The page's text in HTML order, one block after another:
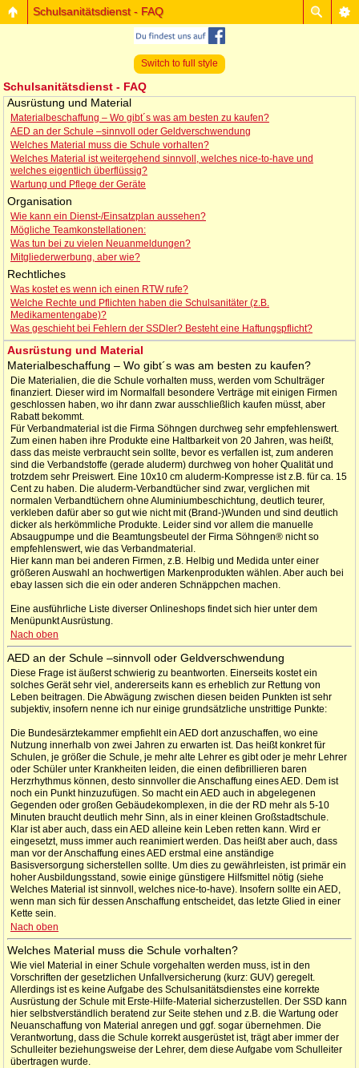
Schulsanitätsdienst - FAQ
Switch to full style
Schulsanitätsdienst - FAQ
Ausrüstung und Material
Materialbeschaffung – Wo gibt´s was am besten zu kaufen?
AED an der Schule –sinnvoll oder Geldverschwendung
Welches Material muss die Schule vorhalten?
Welches Material ist weitergehend sinnvoll, welches nice-to-have und
welches eigentlich überflüssig?
Wartung und Pflege der Geräte
Organisation
Wie kann ein Dienst-/Einsatzplan aussehen?
Mögliche Teamkonstellationen:
Was tun bei zu vielen Neuanmeldungen?
Mitgliederwerbung, aber wie?
Rechtliches
Was kostet es wenn ich einen RTW rufe?
Welche Rechte und Pflichten haben die Schulsanitäter (z.B.
Medikamentengabe)?
Was geschieht bei Fehlern der SSDler? Besteht eine Haftungspflicht?
Ausrüstung und Material
Materialbeschaffung – Wo gibt´s was am besten zu kaufen?
Die Materialien, die die Schule vorhalten muss, werden vom Schulträger
finanziert. Dieser wird im Normalfall besondere Verträge mit einigen Firmen
geschlossen haben, wo ihr dann zwar ausschließlich kaufen müsst, aber
Rabatt bekommt.
Für Verbandmaterial ist die Firma Söhngen durchweg sehr empfehlenswert.
Zum einen haben ihre Produkte eine Haltbarkeit von 20 Jahren, was heißt,
dass das meiste verbraucht sein sollte, bevor es verfallen ist, zum anderen
sind die Verbandstoffe (gerade aluderm) durchweg von hoher Qualität und
trotzdem sehr Preiswert. Eine 10x10 cm aluderm-Kompresse ist z.B. für ca. 15
Cent zu haben. Die aluderm-Verbandtücher sind zwar, verglichen mit
normalen Verbandtüchern ohne Aluminiumbeschichtung, deutlich teurer,
verkleben dafür aber so gut wie nicht mit (Brand-)Wunden und sind deutlich
dicker als herkömmliche Produkte. Leider sind vor allem die manuelle
Absaugpumpe und die Beamtungsbeutel der Firma Söhngen® nicht so
empfehlenswert, wie das Verbandmaterial.
Hier kann man bei anderen Firmen, z.B. Helbig und Medida unter einer
größeren Auswahl an hochwertigen Markenprodukten wählen. Aber auch bei
ebay lassen sich die ein oder anderen Schnäppchen machen.
Eine ausführliche Liste diverser Onlineshops findet sich hier unter dem
Menüpunkt Ausrüstung.
Nach oben
AED an der Schule –sinnvoll oder Geldverschwendung
Diese Frage ist äußerst schwierig zu beantworten. Einerseits kostet ein
solches Gerät sehr viel, andererseits kann es erheblich zur Rettung von
Leben beitragen. Die Abwägung zwischen diesen beiden Punkten ist sehr
subjektiv, insofern nenne ich nur einige grundsätzliche unstrittige Punkte:
Die Bundesärztekammer empfiehlt ein AED dort anzuschaffen, wo eine
Nutzung innerhalb von zwei Jahren zu erwarten ist. Das heißt konkret für
Schulen, je größer die Schule, je mehr alte Lehrer es gibt oder je mehr Lehrer
oder Schüler unter Krankheiten leiden, die einen defibrillieren baren
Herzrhythmus können, desto sinnvoller die Anschaffung eines AED. Dem ist
noch ein Punkt hinzuzufügen. So macht ein AED auch in abgelegenen
Gegenden oder großen Gebäudekomplexen, in die der RD mehr als 5-10
Minuten braucht deutlich mehr Sinn, als in einer kleinen Großstadtschule.
Klar ist aber auch, dass ein AED alleine kein Leben retten kann. Wird er
eingesetzt, muss immer auch reanimiert werden. Das heißt aber auch, dass
man vor der Anschaffung eines AED erstmal eine anständige
Basisversorgung sicherstellen sollte. Um dies zu gewährleisten, ist primär ein
hoher Ausbildungsstand, sowie einige günstigere Hilfsmittel nötig (siehe
Welches Material ist sinnvoll, welches nice-to-have). Insofern sollte ein AED,
wenn man sich für dessen Anschaffung entscheidet, das letzte Glied in einer
Kette sein.
Nach oben
Welches Material muss die Schule vorhalten?
Wie viel Material in einer Schule vorgehalten werden muss, ist in den
Vorschriften der gesetzlichen Unfallversicherung (kurz: GUV) geregelt.
Allerdings ist es keine Aufgabe des Schulsanitätsdienstes eine korrekte
Ausrüstung der Schule mit Erste-Hilfe-Material sicherzustellen. Der SSD kann
hier selbstverständlich beratend zur Seite stehen und z.B. die Wartung oder
Neuanschaffung von Material anregen und ggf. sogar übernehmen. Die
Verantwortung, dass die Schule korrekt ausgerüstet ist, trägt aber immer der
Schulleiter beziehungsweise der Lehrer, dem diese Aufgabe vom Schulleiter
übertragen wurde.